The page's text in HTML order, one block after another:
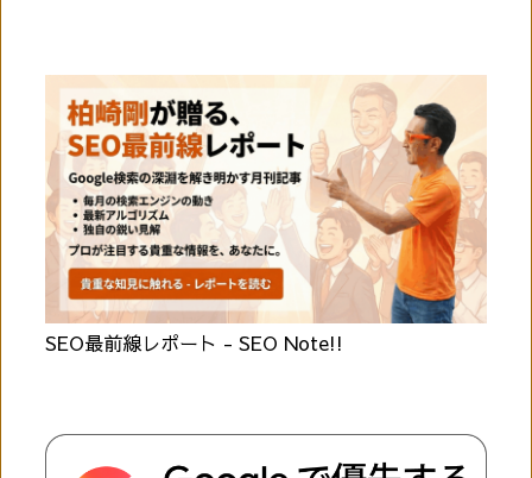
SEO最前線レポート - SEO Note!!